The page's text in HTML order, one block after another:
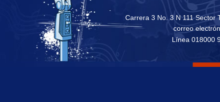
Carrera 3 No. 3 N 111 Sector
correo
Línea 018000